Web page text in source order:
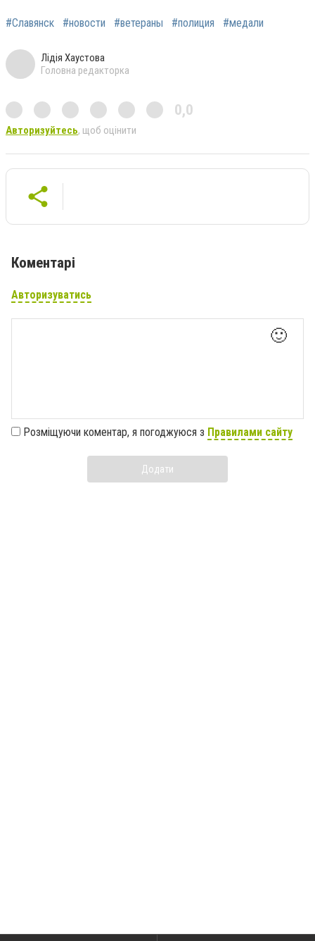
#Славянск #новости #ветераны #полиция #медали
Лідія Хаустова
Головна редакторка
0,0
Авторизуйтесь, щоб оцінити
Коментарі
Авторизуватись
🙂
Розміщуючи коментар, я погоджуюся з Правилами сайту
Додати